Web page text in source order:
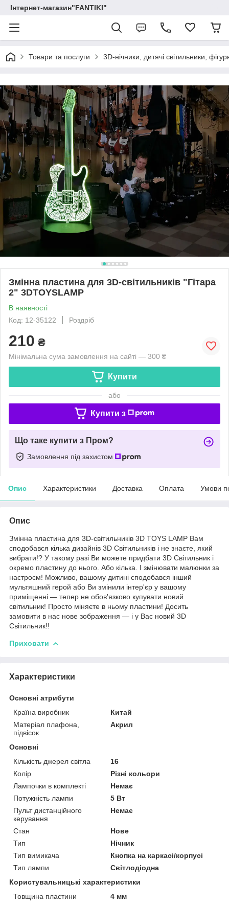
Інтернет-магазин"FANTIKI"
Товари та послуги 3D-нічники, дитячі світильники,
Змінна пластина для 3D-світильників "Гітара
2" 3DTOYSLAMP
В наявності
Код: 12-35122
Роздріб
210 ₴
Мінімальна сума замовлення на сайті — 300 ₴
Купити
або
Купити з
Що таке купити з Пром?
Замовлення під захистом
Опис Характеристики Доставка Оплата Умови
Опис
Змінна пластина для 3D-світильників 3D TOYS LAMP Вам
сподобався кілька дизайнів 3D Світильників і не знаєте, який
вибрати!? У такому разі Ви можете придбати 3D Світильник і
окремо пластину до нього. Або кілька. І змінювати малюнки за
настроєм! Можливо, вашому дитині сподобався інший
мультяшний герой або Ви змінили інтер'єр у вашому
приміщенні — тепер не обов'язково купувати новий
світильник! Просто міняєте в ньому пластини! Досить
замовити в нас нове зображення — і у Вас новий 3D
Світильник!!
Приховати
Характеристики
Основні атрибути
Країна виробник
Китай
Матеріал плафона,
підвісок
Акрил
Основні
Кількість джерел світла
16
Колір
Різні кольори
Лампочки в комплекті
Немає
Потужність лампи
5 Вт
Пульт дистанційного
керування
Немає
Стан
Нове
Тип
Нічник
Тип вимикача
Кнопка на каркасі/корпусі
Тип лампи
Світлодіодна
Користувальницькі характеристики
Товщина пластини
4 мм